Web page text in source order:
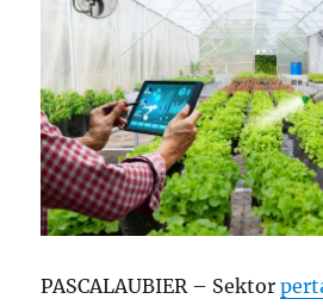
PASCALAUBIER – Sektor